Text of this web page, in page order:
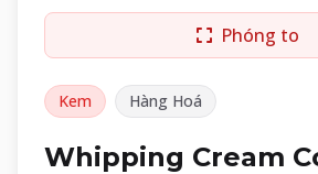
Phóng to
Kem Hàng Hoá
Whipping Cream